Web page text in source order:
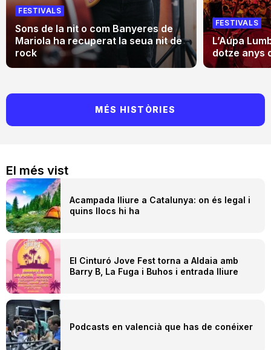
El més vist
Acampada lliure a Catalunya: on és legal i
quins llocs hi ha
El Cinturó Jove Fest torna a Aldaia amb
Barry B, La Fuga i Buhos i entrada lliure
Podcasts en valencià que has de conéixer
FESTIVALS
Sons de la nit o com Banyeres de
Mariola ha recuperat la seua nit de
rock
FESTIVALS
L’Aúpa
dotze anys
MÉS HISTÒRIES